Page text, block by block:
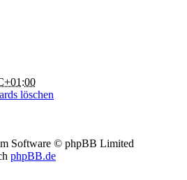
löschen
Software © phpBB Limited
phpBB.de